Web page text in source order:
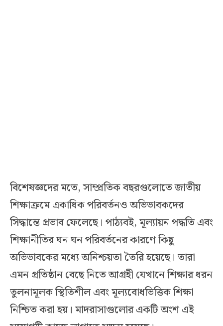
বিশেষজ্ঞদের মতে, সাম্প্রতিক বছরগুলোতে জাতীয়
শিক্ষাক্রমে একাধিক পরিবর্তনও অভিভাবকদের
সিদ্ধান্তে প্রভাব ফেলেছে। পাঠ্যবই, মূল্যায়ন পদ্ধতি এবং
শিক্ষানীতির ঘন ঘন পরিবর্তনের কারণে কিছু
অভিভাবকের মধ্যে অনিশ্চয়তা তৈরি হয়েছে। তারা
এমন প্রতিষ্ঠান বেছে নিতে আগ্রহী যেখানে শিক্ষার ধরন
তুলনামূলক স্থিতিশীল এবং মূল্যবোধভিত্তিক শিক্ষা
নিশ্চিত করা হয়। মাদরাসাগুলোর একটি অংশ এই